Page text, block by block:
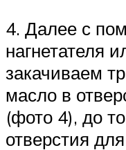
4. Далее с
нагнетателя
закачиваем
масло в
(фото 4), до
отверстия